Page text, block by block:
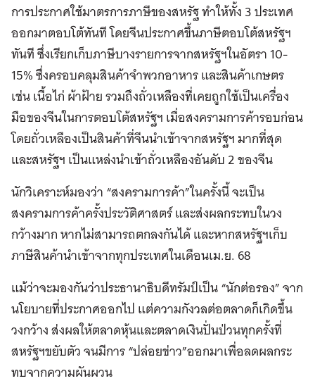
การประกาศใช้มาตรการภาษีของสหรัฐ ทำให้ทั้ง 3 ประเทศ
ออกมาตอบโต้ทันที โดยจีนประกาศขึ้นภาษีตอบโต้สหรัฐฯ
ทันที ซึ่งเรียกเก็บภาษีบางรายการจากสหรัฐฯในอัตรา 10-
15% ซึ่งครอบคลุมสินค้าจำพวกอาหาร และสินค้าเกษตร
เช่น เนื้อไก่ ผ้าฝ้าย รวมถึงถั่วเหลืองที่เคยถูกใช้เป็นเครื่อง
มือของจีนในการตอบโต้สหรัฐฯ เมื่อสงครามการค้ารอบก่อน
โดยถั่วเหลืองเป็นสินค้าที่จีนนำเข้าจากสหรัฐฯ มากที่สุด
และสหรัฐฯ เป็นแหล่งนำเข้าถั่วเหลืองอันดับ 2 ของจีน
นักวิเคราะห์มองว่า “สงครามการค้า”ในครั้งนี้ จะเป็น
สงครามการค้าครั้งประวัติศาสตร์ และส่งผลกระทบในวง
กว้างมาก หากไม่สามารถตกลงกันได้ และหากสหรัฐฯเก็บ
ภาษีสินค้านำเข้าจากทุกประเทศในเดือนเม.ย. 68
แม้ว่าจะมองกันว่าประธานาธิบดีทรัมป์เป็น “นักต่อรอง” จาก
นโยบายที่ประกาศออกไป แต่ความกังวลต่อตลาดก็เกิดขึ้น
วงกว้าง ส่งผลให้ตลาดหุ้นและตลาดเงินปั่นป่วนทุกครั้งที่
สหรัฐฯขยับตัว จนมีการ “ปล่อยข่าว”ออกมาเพื่อลดผลกระ
ทบจากความผันผวน